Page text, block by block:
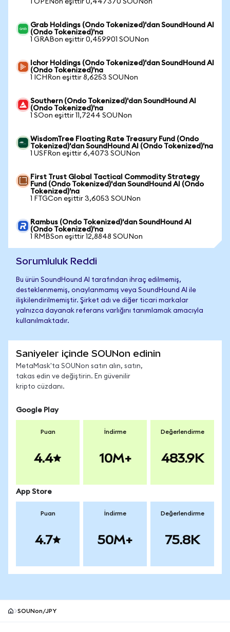
1 OPENon eşittir 0,447370 SOUNon
Grab Holdings (Ondo Tokenized)'dan SoundHound AI
(Ondo Tokenized)'na
1 GRABon eşittir 0,459901 SOUNon
Ichor Holdings (Ondo Tokenized)'dan SoundHound AI
(Ondo Tokenized)'na
1 ICHRon eşittir 8,6253 SOUNon
Southern (Ondo Tokenized)'dan SoundHound AI
(Ondo Tokenized)'na
1 SOon eşittir 11,7244 SOUNon
WisdomTree Floating Rate Treasury Fund (Ondo
Tokenized)'dan SoundHound AI (Ondo Tokenized)'na
1 USFRon eşittir 6,4073 SOUNon
First Trust Global Tactical Commodity Strategy
Fund (Ondo Tokenized)'dan SoundHound AI (Ondo
Tokenized)'na
1 FTGCon eşittir 3,6053 SOUNon
Rambus (Ondo Tokenized)'dan SoundHound AI
(Ondo Tokenized)'na
1 RMBSon eşittir 12,8848 SOUNon
Sorumluluk Reddi
Bu ürün SoundHound AI tarafından ihraç edilmemiş,
desteklenmemiş, onaylanmamış veya SoundHound AI ile
ilişkilendirilmemiştir. Şirket adı ve diğer ticari markalar
yalnızca dayanak referans varlığını tanımlamak amacıyla
kullanılmaktadır.
Saniyeler içinde SOUNon edinin
MetaMask'ta SOUNon satın alın, satın,
takas edin ve değiştirin. En güvenilir
kripto cüzdanı.
Google Play
Puan
4.4
İndirme
10M+
Değerlendirme
483.9K
App Store
Puan
4.7
İndirme
50M+
Değerlendirme
75.8K
SOUNon/JPY